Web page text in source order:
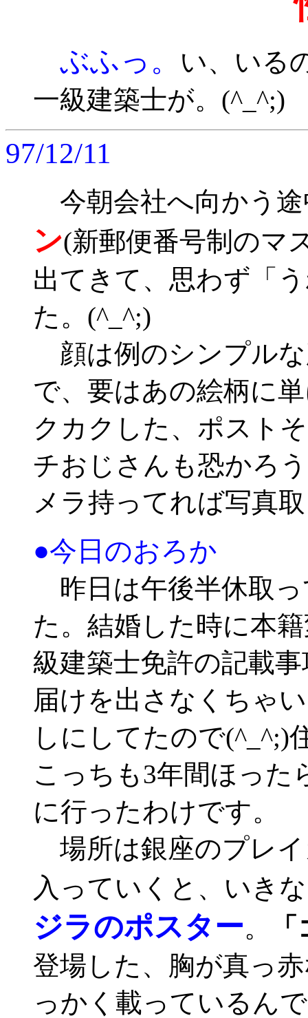
ぶふっ。
い、いる
一級建築士が。(^_^;)
97/12/11
今朝会社へ向かう
ン(新郵便番号制のマ
出てきて、思わず「
た。(^_^;)
顔は例のシンプル
で、要はあの絵柄に
クカクした、ポスト
チおじさんも恐かろ
メラ持ってれば写真
●今日のおろか
昨日は午後半休取っ
た。結婚した時に本
級建築士免許の記載
届けを出さなくちゃ
しにしてたので(^_^;)
こっちも3年間ほった
に行ったわけです。
場所は銀座のプレ
入っていくと、いき
ジラのポスター。
登場した、胸が真っ
っかく載っているん